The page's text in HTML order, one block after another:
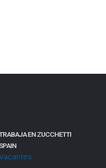
EN ZUCCHETTI